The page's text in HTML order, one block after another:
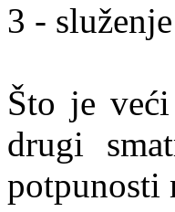
3 -
Što je
drugi
potpunosti